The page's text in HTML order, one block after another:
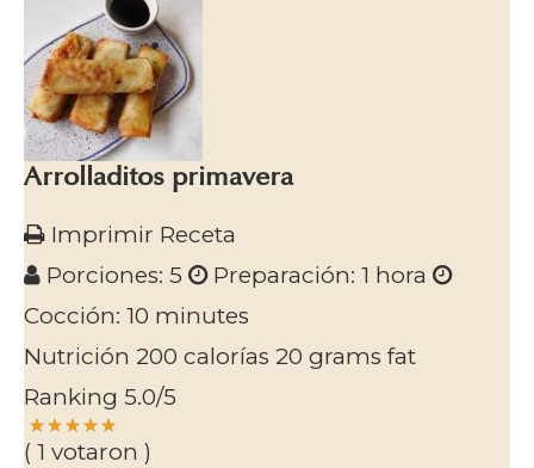
Arrolladitos primavera
Imprimir Receta
Porciones: 5 Preparación: 1 hora
Cocción: 10 minutes
Nutrición 200 calorías 20 grams fat
Ranking 5.0/5
( 1 votaron )